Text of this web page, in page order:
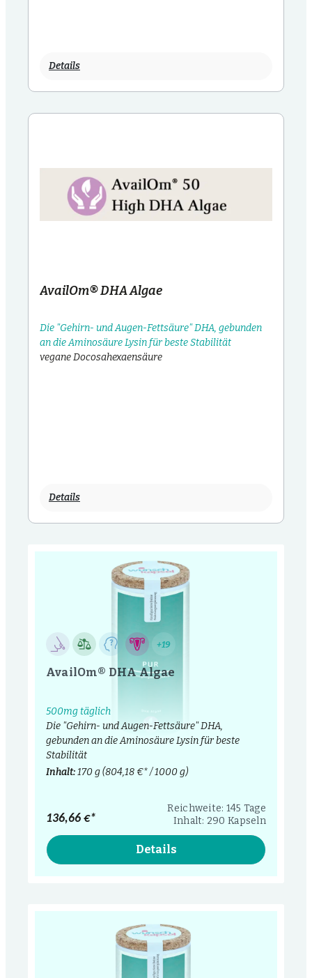
Details
AvailOm® DHA Algae
Die "Gehirn- und Augen-Fettsäure" DHA, gebunden
an die Aminosäure Lysin für beste Stabilität
vegane Docosahexaensäure
Details
+19
AvailOm® DHA Algae
500mg täglich
Die "Gehirn- und Augen-Fettsäure" DHA,
gebunden an die Aminosäure Lysin für beste
Stabilität
Inhalt:170 g(804,18 €* / 1000 g)
Reichweite: 145 Tage
Inhalt: 290 Kapseln
136,66 €*
Details